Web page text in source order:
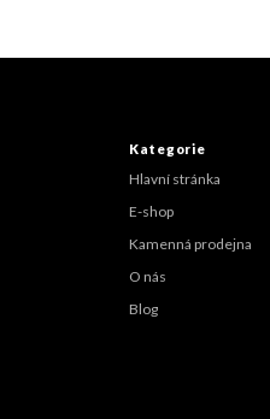
Kategorie
Hlavní stránka
E-shop
Kamenná prodejna
O nás
Blog